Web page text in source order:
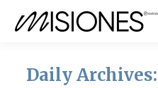
Daily Archives: